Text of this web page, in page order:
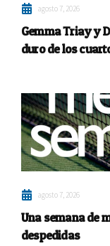
agosto 7, 2026
Gemma Triay y
duro de los
agosto 7, 2026
Una semana de
despedidas